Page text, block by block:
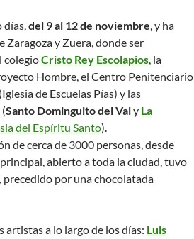
días,del 9 al 12 de noviembre, y ha
Zaragoza y Zuera, donde ser
colegioCristo Rey Escolapios, la
Hombre, el Centro Penitenciario
(Iglesia de Escuelas Pías) y las
Santo Dominguito del Valy La
del Espíritu Santo).
de cerca de 3000 personas, desde
abierto a toda la ciudad, tuvo
precedido por una chocolatada
a lo largo de los días: Luis